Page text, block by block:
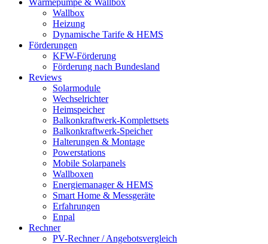
Wärmepumpe & Wallbox
Wallbox
Heizung
Dynamische Tarife & HEMS
Förderungen
KFW-Förderung
Förderung nach Bundesland
Reviews
Solarmodule
Wechselrichter
Heimspeicher
Balkonkraftwerk-Komplettsets
Balkonkraftwerk-Speicher
Halterungen & Montage
Powerstations
Mobile Solarpanels
Wallboxen
Energiemanager & HEMS
Smart Home & Messgeräte
Erfahrungen
Enpal
Rechner
PV-Rechner / Angebotsvergleich